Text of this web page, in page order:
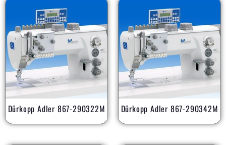
Dürkopp Adler 867-290322M Dürkopp Adler 867-290342M